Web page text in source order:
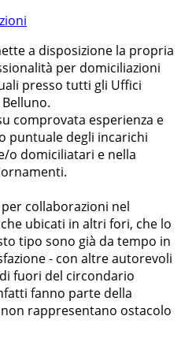
a disposizione la propria
per domiciliazioni
presso tutti gli Uffici
comprovata esperienza e
puntuale degli incarichi
o domiciliatari e nella
collaborazioni nel
ubicati in altri fori, che lo
tipo sono già da tempo in
- con altre autorevoli
fuori del circondario
fanno parte della
rappresentano ostacolo